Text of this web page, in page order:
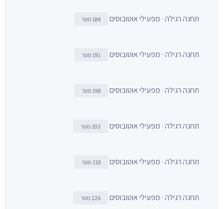
תחנה רגילה · מפעילי אוטובוסים 184 מטר
תחנה רגילה · מפעילי אוטובוסים 191 מטר
תחנה רגילה · מפעילי אוטובוסים 198 מטר
תחנה רגילה · מפעילי אוטובוסים 203 מטר
תחנה רגילה · מפעילי אוטובוסים 218 מטר
תחנה רגילה · מפעילי אוטובוסים 226 מטר